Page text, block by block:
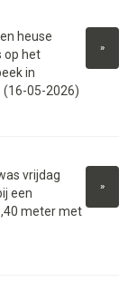
»
heuse
op het
in
(16-05-2026)
»
vrijdag
een
meter met